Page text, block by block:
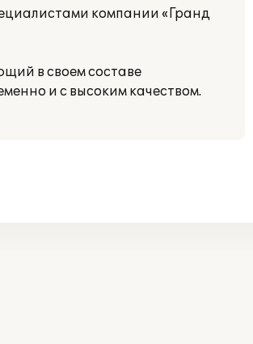
компании «Гранд
в своем составе
и с высоким качеством.